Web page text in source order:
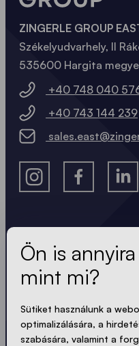
A
Mindig naprakész.
ZINGERLE GROUP
Székelyudvarhely, II
535600 Hargita megye
+40 748 040
+40 743 144 239
Ön is
mint mi?
Sütiket használunk a
optimalizálására, a
szabására, valamint a